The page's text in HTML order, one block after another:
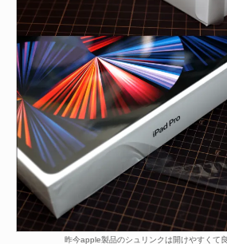
昨今apple製品のシュリンクは開けやすくて